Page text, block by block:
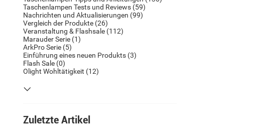
Taschenlampen Tests und Reviews (59)
Nachrichten und Aktualisierungen (99)
Vergleich der Produkte (26)
Veranstaltung & Flashsale (112)
Marauder Serie (1)
ArkPro Serie (5)
Einführung eines neuen Produkts (3)
Flash Sale (0)
Olight Wohltätigkeit (12)
Zuletzte Artikel